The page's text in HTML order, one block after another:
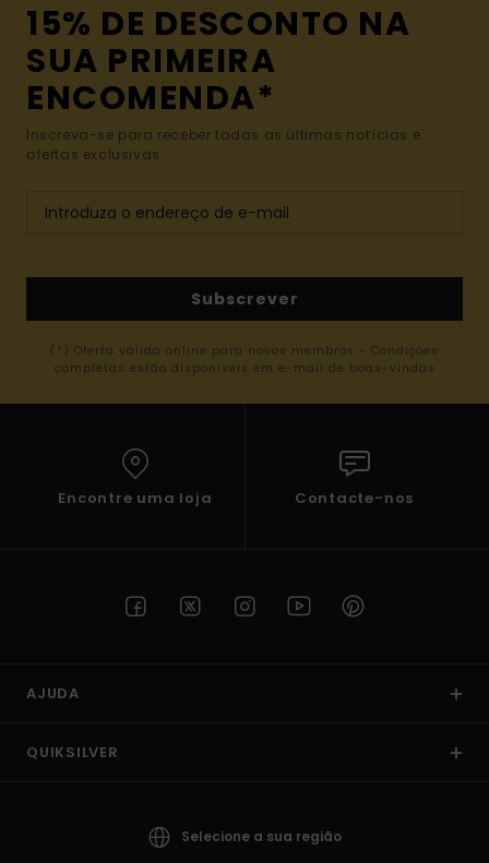
15% DE DESCONTO NA
SUA PRIMEIRA
ENCOMENDA*
Inscreva-se para receber todas as últimas notícias e
ofertas exclusivas.
Subscrever
(*) Oferta válida online para novos membros - Condições
completas estão disponíveis em e-mail de boas-vindas
Encontre uma loja Contacte-nos
AJUDA
QUIKSILVER
Selecione a sua região